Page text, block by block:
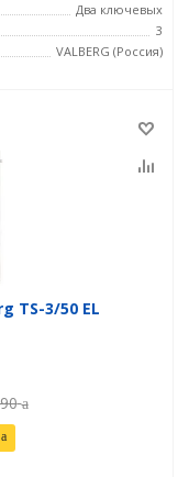
Два ключевых
3
VALBERG (Россия)
TS-3/50 EL